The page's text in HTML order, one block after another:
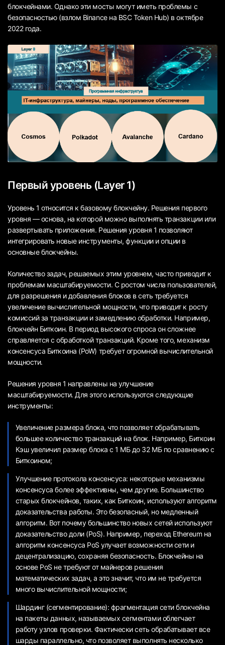
блокчейнами. Однако эти мосты могут иметь проблемы с
безопасностью (взлом Binance на BSC Token Hub) в октябре
2022 года.
Первый уровень (Layer 1)
Уровень 1 относится к базовому блокчейну. Решения первого
уровня — основа, на которой можно выполнять транзакции или
развертывать приложения. Решения уровня 1 позволяют
интегрировать новые инструменты, функции и опции в
основные блокчейны.
Количество задач, решаемых этим уровнем, часто приводит к
проблемам масштабируемости. С ростом числа пользователей,
для разрешения и добавления блоков в сеть требуется
увеличение вычислительной мощности, что приводит к росту
комиссий за транзакции и замедлению обработки. Например,
блокчейн Биткоин. В период высокого спроса он сложнее
справляется с обработкой транзакций. Кроме того, механизм
консенсуса Биткоина (PoW) требует огромной вычислительной
мощности.
Решения уровня 1 направлены на улучшение
масштабируемости. Для этого используются следующие
инструменты:
Увеличение размера блока, что позволяет обрабатывать
большее количество транзакций на блок. Например, Биткоин
Кэш увеличил размер блока с 1 МБ до 32 МБ по сравнению с
Биткоином;
Улучшение протокола консенсуса: некоторые механизмы
консенсуса более эффективны, чем другие. Большинство
старых блокчейнов, таких, как Биткоин, используют алгоритм
доказательства работы. Это безопасный, но медленный
алгоритм. Вот почему большинство новых сетей используют
доказательство доли (PoS). Например, переход Ethereum на
алгоритм консенсуса PoS улучает возможности сети и
децентрализацию, сохраняя безопасность. Блокчейны на
основе PoS не требуют от майнеров решения
математических задач, а это значит, что им не требуется
много вычислительной мощности;
Шардинг (сегментирование): фрагментация сети блокчейна
на пакеты данных, называемых сегментами облегчает
работу узлов проверки. Фактически сеть обрабатывает все
шарды параллельно, что позволяет выполнять несколько